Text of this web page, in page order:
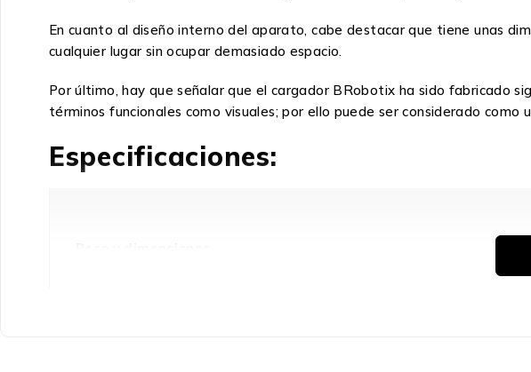
En cuanto al diseño interno del aparato, cabe destacar que tiene unas
cualquier lugar sin ocupar demasiado espacio.
Por último, hay que señalar que el cargador BRobotix ha sido fabricado
términos funcionales como visuales; por ello puede ser considerado
Especificaciones: